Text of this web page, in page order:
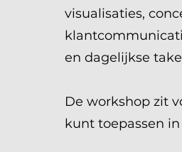
visualisaties,
en dagelijkse
De workshop zit
kunt toepassen